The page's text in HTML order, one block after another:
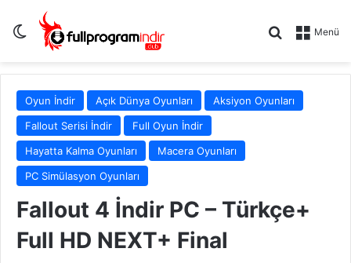
Dış görünümü değiştir Menü
Arama yap
Oyun İndir Açık Dünya Oyunları
Aksiyon Oyunları
Fallout Serisi İndir
Full Oyun İndir
Hayatta Kalma Oyunları
Macera Oyunları
PC Simülasyon Oyunları
Fallout 4 İndir PC – Türkçe+
Full HD NEXT+ Final